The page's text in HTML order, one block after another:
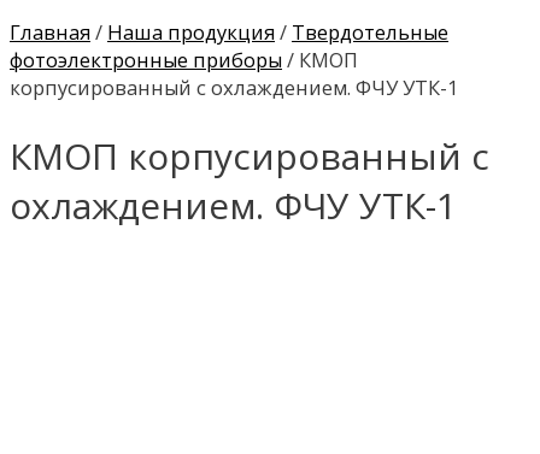
Главная/ Наша продукция/ Твердотельные
фотоэлектронные приборы/ КМОП
корпусированный с охлаждением. ФЧУ УТК-1
КМОП корпусированный с
охлаждением. ФЧУ УТК-1